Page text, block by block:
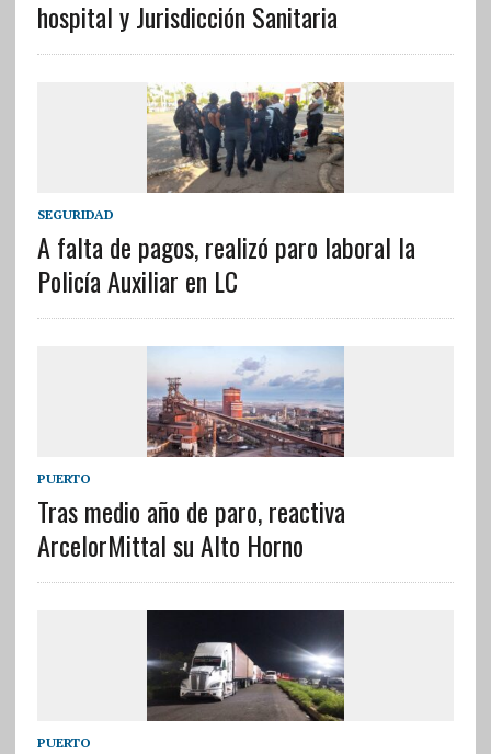
hospital y Jurisdicción Sanitaria
SEGURIDAD
A falta de pagos, realizó paro laboral la
Policía Auxiliar en LC
PUERTO
Tras medio año de paro, reactiva
ArcelorMittal su Alto Horno
PUERTO